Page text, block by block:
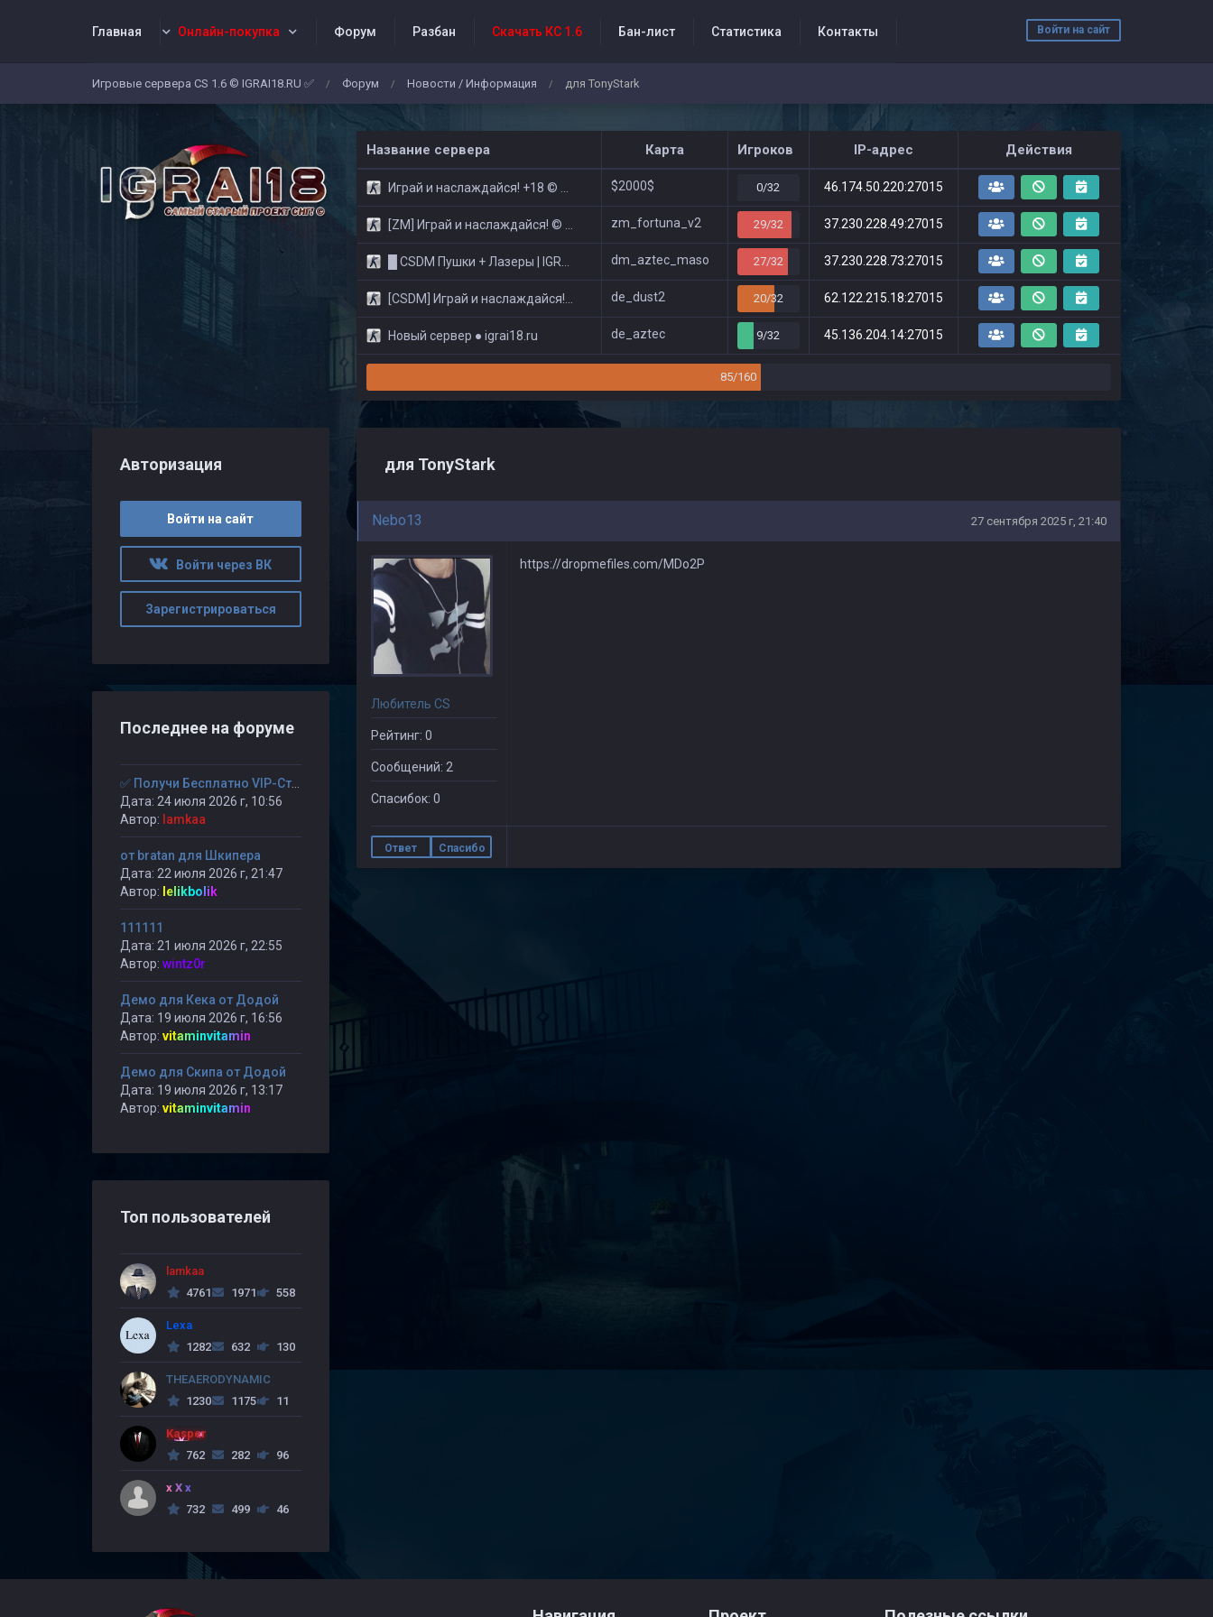
Войти на сайт
Главная Онлайн-покупка Форум Разбан Скачать КС 1.6 Бан-лист Статистика Контакты
События проекта
Игровые сервера CS 1.6 © IGRAI18.RU ✅ / Форум / Новости / Информация / для TonyStark
Название сервера Карта Игроков IP-адрес Действия
Играй и наслаждайся! +18 © Public $2000$ 0/32 46.174.50.220:27015
[ZM] Играй и наслаждайся! © Zombie Show zm_fortuna_v2 29/32 37.230.228.49:27015
█ CSDM Пушки + Лазеры | IGRAI18.RU ツ █ dm_aztec_maso 27/32 37.230.228.73:27015
[CSDM] Играй и наслаждайся! © Classic de_dust2 20/32 62.122.215.18:27015
Новый сервер ● igrai18.ru de_aztec 9/32 45.136.204.14:27015
85/160
для TonyStark
Nebo13 27 сентября 2025 г, 21:40
Любитель CS
Рейтинг: 0
Сообщений: 2
Спасибок: 0
https://dropmefiles.com/MDo2P
Ответ Спасибо
Авторизация
Войти на сайт
Войти через ВК
Зарегистрироваться
Последнее на форуме
Дата: 24 июля 2026 г, 10:56
Автор: lamkaa
от bratan для Шкипера
Дата: 22 июля 2026 г, 21:47
Автор: lelikbolik
111111
Дата: 21 июля 2026 г, 22:55
Автор: wintz0r
Демо для Кека от Додой
Дата: 19 июля 2026 г, 16:56
Автор: vitaminvitamin
Демо для Скипа от Додой
Дата: 19 июля 2026 г, 13:17
Автор: vitaminvitamin
Топ пользователей
lamkaa
4761
1971 558
Lexa
1282
632 130
THEAERODYNAMIC
1230
1175 11
Kasper
762
282 96
x X x
732
499 46